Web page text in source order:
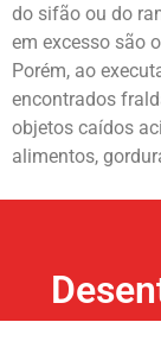
do sifão ou do
em excesso são
Porém, ao
encontrados
objetos caídos
alimentos,